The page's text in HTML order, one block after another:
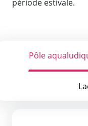
période estivale.
Pôle